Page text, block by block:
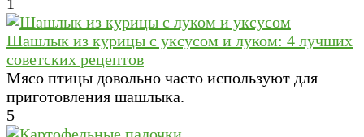
Шашлык из курицы с уксусом и луком: 4 лучших
советских рецептов
Мясо птицы довольно часто используют для
приготовления шашлыка.
5